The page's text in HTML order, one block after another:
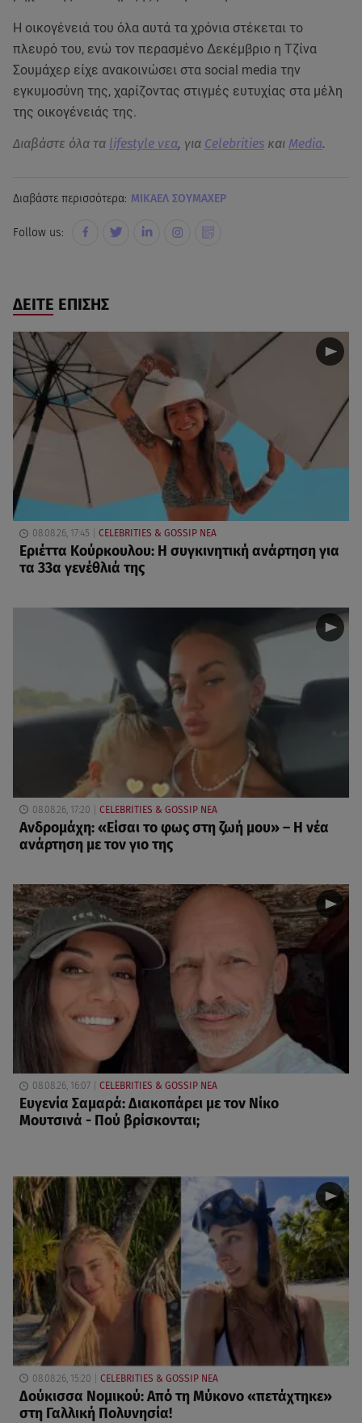
Η οικογένειά του όλα αυτά τα χρόνια στέκεται το
πλευρό του, ενώ τον περασμένο Δεκέμβριο η Τζίνα
Σουμάχερ είχε ανακοινώσει στα social media την
εγκυμοσύνη της, χαρίζοντας στιγμές ευτυχίας στα μέλη
της οικογένειάς της.
Διαβάστε όλα τα lifestyle νεα, για Celebrities και Media.
Διαβάστε περισσότερα: ΜΙΚΑΕΛ ΣΟΥΜΑΧΕΡ
Follow us:
ΔΕΙΤΕ ΕΠΙΣΗΣ
08.08.26, 17:45 CELEBRITIES & GOSSIP ΝΕΑ
Εριέττα Κούρκουλου: Η συγκινητική ανάρτηση για
τα 33α γενέθλιά της
08.08.26, 17:20 CELEBRITIES & GOSSIP ΝΕΑ
Ανδρομάχη: «Είσαι το φως στη ζωή μου» – Η νέα
ανάρτηση με τον γιο της
08.08.26, 16:07 CELEBRITIES & GOSSIP ΝΕΑ
Ευγενία Σαμαρά: Διακοπάρει με τον Νίκο
Μουτσινά - Πού βρίσκονται;
08.08.26, 15:20 CELEBRITIES & GOSSIP ΝΕΑ
Δούκισσα Νομικού: Από τη Μύκονο «πετάχτηκε»
στη Γαλλική Πολυνησία!